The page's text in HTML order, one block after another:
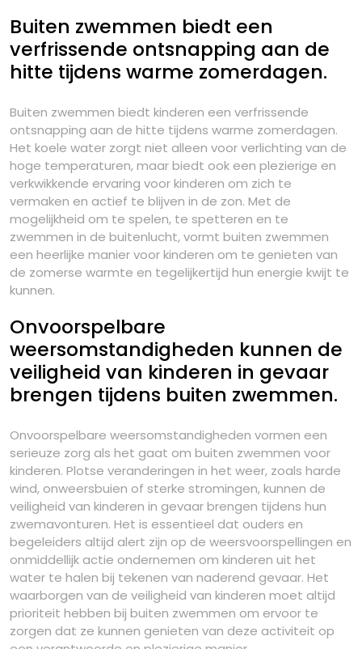
Buiten zwemmen biedt een
verfrissende ontsnapping aan de
hitte tijdens warme zomerdagen.
Buiten zwemmen biedt kinderen een verfrissende
ontsnapping aan de hitte tijdens warme zomerdagen.
Het koele water zorgt niet alleen voor verlichting van de
hoge temperaturen, maar biedt ook een plezierige en
verkwikkende ervaring voor kinderen om zich te
vermaken en actief te blijven in de zon. Met de
mogelijkheid om te spelen, te spetteren en te
zwemmen in de buitenlucht, vormt buiten zwemmen
een heerlijke manier voor kinderen om te genieten van
de zomerse warmte en tegelijkertijd hun energie kwijt te
kunnen.
Onvoorspelbare
weersomstandigheden kunnen de
veiligheid van kinderen in gevaar
brengen tijdens buiten zwemmen.
Onvoorspelbare weersomstandigheden vormen een
serieuze zorg als het gaat om buiten zwemmen voor
kinderen. Plotse veranderingen in het weer, zoals harde
wind, onweersbuien of sterke stromingen, kunnen de
veiligheid van kinderen in gevaar brengen tijdens hun
zwemavonturen. Het is essentieel dat ouders en
begeleiders altijd alert zijn op de weersvoorspellingen en
onmiddellijk actie ondernemen om kinderen uit het
water te halen bij tekenen van naderend gevaar. Het
waarborgen van de veiligheid van kinderen moet altijd
prioriteit hebben bij buiten zwemmen om ervoor te
zorgen dat ze kunnen genieten van deze activiteit op